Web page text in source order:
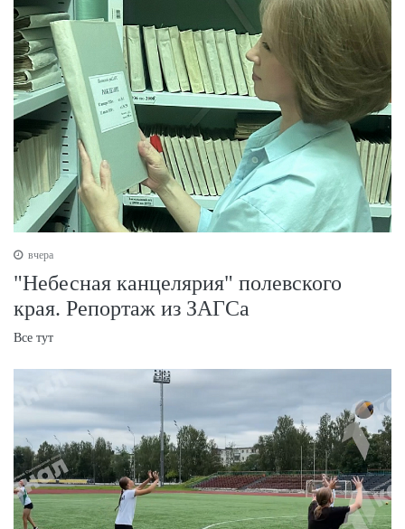
вчера
"Небесная канцелярия" полевского
края. Репортаж из ЗАГСа
Все тут